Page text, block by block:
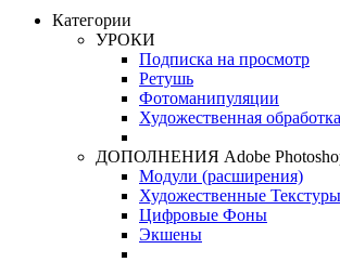
Категории
УРОКИ
Подписка на просмотр
Ретушь
Фотоманипуляции
Художественная обработка
ДОПОЛНЕНИЯ Adobe Photoshop
Модули (расширения)
Художественные Текстуры
Цифровые Фоны
Экшены